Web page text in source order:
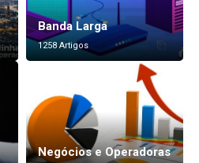
Banda Larga
1258 Artigos
Negócios e Operadoras